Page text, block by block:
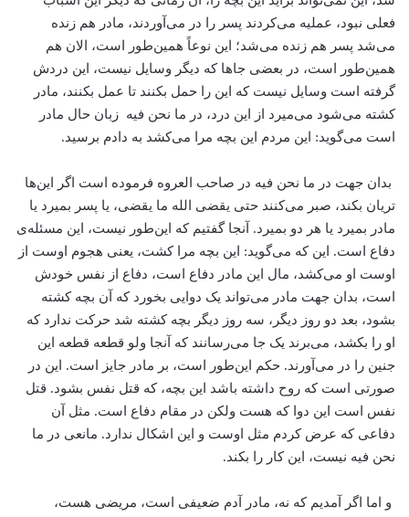
فعلی نبود، عملیه می‌کردند پسر را در می‌آوردند، مادر هم زنده
می‌شد پسر هم زنده می‌شد؛ این نوعاً همین‌طور است، الان هم
همین‌طور است، در بعضی جاها که دیگر وسایل نیست، این دردش
گرفته است وسایل نیست که این را حمل بکنند تا عمل بکنند، مادر
کشته می‌شود می‌میرد از این درد، در ما نحن فیه زبان حال مادر
است می‌گوید: این مردم این بچه مرا می‌کشد به دادم برسید.
بدان جهت در ما نحن فیه در صاحب العروه فرموده است اگر این‌ها
تریان بکند، صبر می‌کنند حتی یقضی الله ما یقضی، یا پسر بمیرد یا
مادر بمیرد یا هر دو بمیرد. آنجا گفتیم که این‌طور نیست، این مسئله‌ی
دفاع است. این که می‌گوید: این بچه مرا کشت، یعنی هجوم اوست از
اوست او می‌کشد، مال این مادر دفاع است، دفاع از نفس خودش
است، بدان جهت مادر می‌تواند یک دوایی بخورد که آن بچه کشته
بشود، بعد دو روز دیگر، سه روز دیگر بچه کشته شد حرکت ندارد که
او را بکشد، می‌برند یک جا می‌رسانند که آنجا ولو قطعه قطعه این
جنین را در می‌آورند. حکم این‌طور است، بر مادر جایز است. این در
صورتی است که روح داشته باشد این بچه، که قتل نفس بشود. قتل
نفس است این دوا که هست ولکن در مقام دفاع است. مثل آن
دفاعی که عرض کردم مثل اوست و این اشکال ندارد. مانعی در ما
نحن فیه نیست، این کار را بکند.
و اما اگر آمدیم که نه، مادر آدم ضعیفی است، مریضی هست،